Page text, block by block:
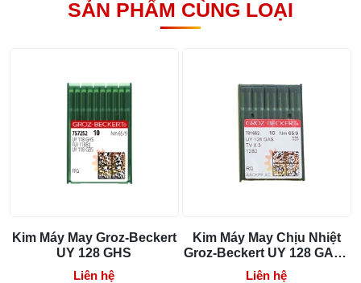
Tổng hợp 6 loại kéo cắt vải ngành may
đáng mua
Đồng tiền máy may là gì? Hướng dẫn chỉnh
Cách vệ sinh máy cắt nhiệt dây đai an toàn,
SẢN PHẨM CÙNG LOẠI
Kim Máy May Groz-Beckert
UY 128 GHS
Liên hệ
Kim Máy May Chịu Nhiệt
Groz-Beckert UY 128 GAS /
1280 / TVx3
Liên hệ